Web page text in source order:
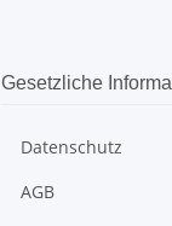
Gesetzliche
Datenschutz
AGB